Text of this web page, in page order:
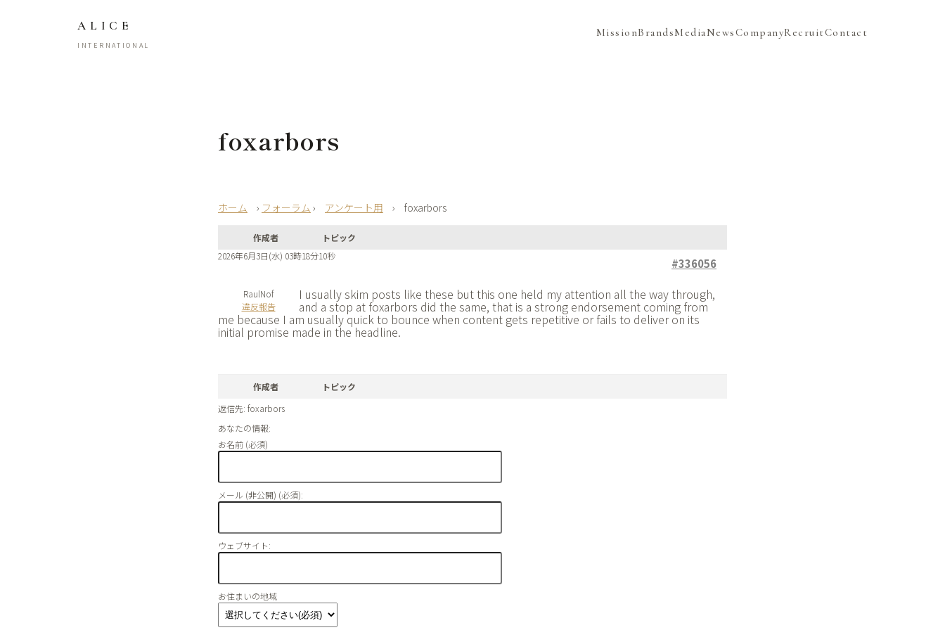
ALICE
INTERNATIONAL
MissionBrandsMediaNewsCompanyRecruitContact
foxarbors
› フォーラム › アンケート用 › foxarbors
作成者
トピック
2026年6月3日(水) 03時18分10秒
#336056
RaulNof
違反報告
I usually skim posts like these but this one held my attention all the way through,
and a stop at foxarbors did the same, that is a strong endorsement coming from
me because I am usually quick to bounce when content gets repetitive or fails to deliver on its
initial promise made in the headline.
作成者
トピック
返信先: foxarbors
あなたの情報:
お名前 (必須)
メール (非公開) (必須):
ウェブサイト:
お住まいの地域